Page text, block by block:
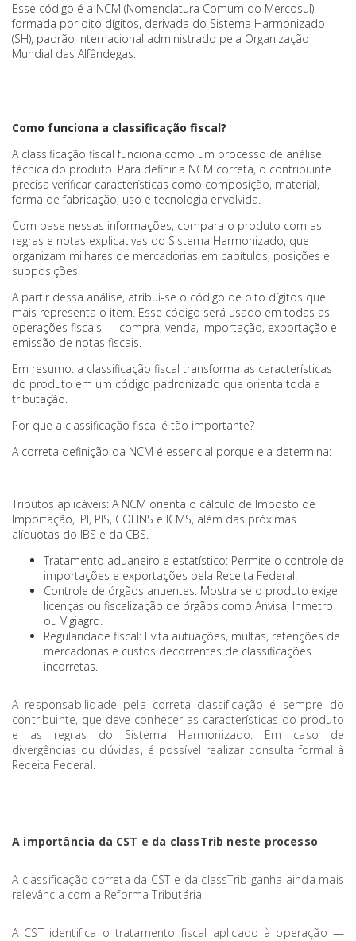
Esse código é a NCM (Nomenclatura Comum do Mercosul),
formada por oito dígitos, derivada do Sistema Harmonizado
(SH), padrão internacional administrado pela Organização
Mundial das Alfândegas.
Como funciona a classificação fiscal?
A classificação fiscal funciona como um processo de análise
técnica do produto. Para definir a NCM correta, o contribuinte
precisa verificar características como composição, material,
forma de fabricação, uso e tecnologia envolvida.
Com base nessas informações, compara o produto com as
regras e notas explicativas do Sistema Harmonizado, que
organizam milhares de mercadorias em capítulos, posições e
subposições.
A partir dessa análise, atribui-se o código de oito dígitos que
mais representa o item. Esse código será usado em todas as
operações fiscais — compra, venda, importação, exportação e
emissão de notas fiscais.
Em resumo: a classificação fiscal transforma as características
do produto em um código padronizado que orienta toda a
tributação.
Por que a classificação fiscal é tão importante?
A correta definição da NCM é essencial porque ela determina:
Tributos aplicáveis: A NCM orienta o cálculo de Imposto de
Importação, IPI, PIS, COFINS e ICMS, além das próximas
alíquotas do IBS e da CBS.
Tratamento aduaneiro e estatístico: Permite o controle de
importações e exportações pela Receita Federal.
Controle de órgãos anuentes: Mostra se o produto exige
licenças ou fiscalização de órgãos como Anvisa, Inmetro
ou Vigiagro.
Regularidade fiscal: Evita autuações, multas, retenções de
mercadorias e custos decorrentes de classificações
incorretas.
A responsabilidade pela correta classificação é sempre do
contribuinte, que deve conhecer as características do produto
e as regras do Sistema Harmonizado. Em caso de
divergências ou dúvidas, é possível realizar consulta formal à
Receita Federal.
A importância da CST e da classTrib neste processo
A classificação correta da CST e da classTrib ganha ainda mais
relevância com a Reforma Tributária.
A CST identifica o tratamento fiscal aplicado à operação —